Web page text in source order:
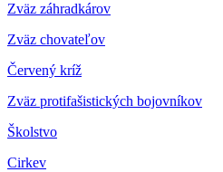
Zväz záhradkárov
Zväz chovateľov
Červený kríž
Zväz protifašistických bojovníkov
Školstvo
Cirkev